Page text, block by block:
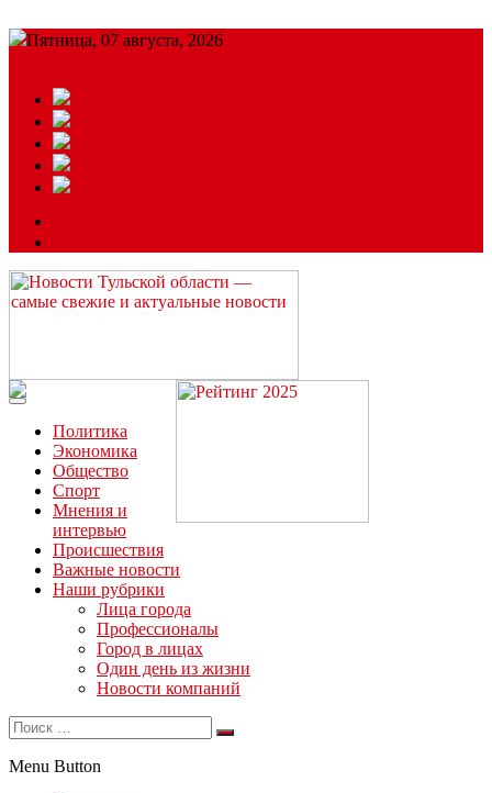
Пятница, 07 августа, 2026
Читайте последние новости дня в Тульской области на сайте
“ЗаНовомосковск”
Политика
Экономика
Общество
Спорт
Мнения и
интервью
Происшествия
Важные новости
Наши рубрики
Лица города
Профессионалы
Город в лицах
Один день из жизни
Новости компаний
Menu Button